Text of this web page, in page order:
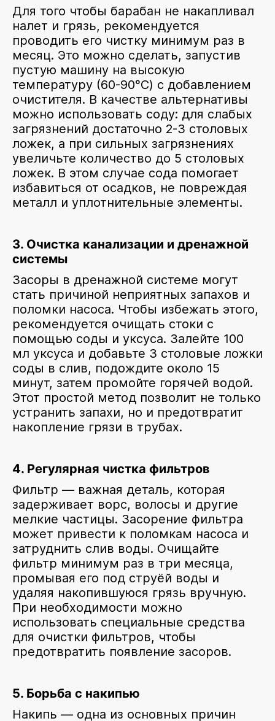
Для того чтобы барабан не накапливал
налет и грязь, рекомендуется
проводить его чистку минимум раз в
месяц. Это можно сделать, запустив
пустую машину на высокую
температуру (60-90°C) с добавлением
очистителя. В качестве альтернативы
можно использовать соду: для слабых
загрязнений достаточно 2-3 столовых
ложек, а при сильных загрязнениях
увеличьте количество до 5 столовых
ложек. В этом случае сода помогает
избавиться от осадков, не повреждая
металл и уплотнительные элементы.
3. Очистка канализации и дренажной
системы
Засоры в дренажной системе могут
стать причиной неприятных запахов и
поломки насоса. Чтобы избежать этого,
рекомендуется очищать стоки с
помощью соды и уксуса. Залейте 100
мл уксуса и добавьте 3 столовые ложки
соды в слив, подождите около 15
минут, затем промойте горячей водой.
Этот простой метод позволит не только
устранить запахи, но и предотвратит
накопление грязи в трубах.
4. Регулярная чистка фильтров
Фильтр — важная деталь, которая
задерживает ворс, волосы и другие
мелкие частицы. Засорение фильтра
может привести к поломкам насоса и
затруднить слив воды. Очищайте
фильтр минимум раз в три месяца,
промывая его под струёй воды и
удаляя накопившуюся грязь вручную.
При необходимости можно
использовать специальные средства
для очистки фильтров, чтобы
предотвратить появление засоров.
5. Борьба с накипью
Накипь — одна из основных причин